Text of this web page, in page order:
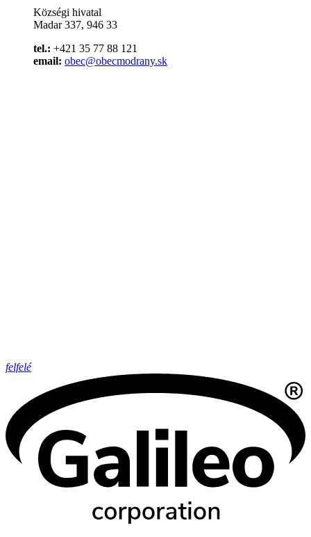
Községi hivatal
Madar 337, 946 33
tel.: +421 35 77 88 121
email: obec@obecmodrany.sk
felfelé